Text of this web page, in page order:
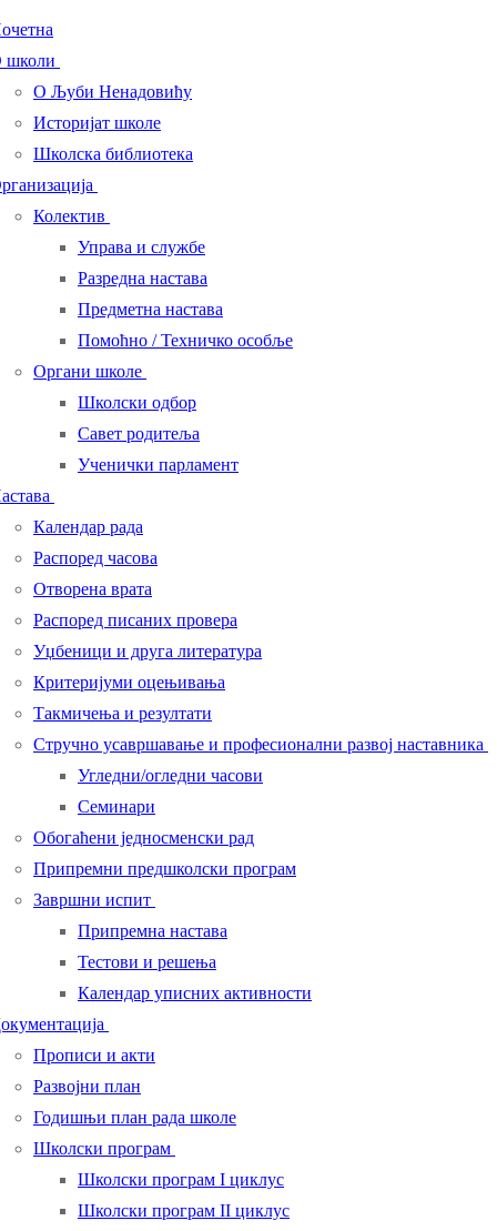
школи
О Љуби Ненадовићу
Историјат школе
Школска библиотека
Колектив
Управа и службе
Разредна настава
Предметна настава
Помоћно / Техничко особље
Органи школе
Школски одбор
Савет родитеља
Ученички парламент
Календар рада
Распоред часова
Отворена врата
Распоред писаних провера
Уџбеници и друга литература
Критеријуми оцењивања
Такмичења и резултати
Стручно усавршавање и професионални развој наставника
Угледни/огледни часови
Семинари
Обогаћени једносменски рад
Припремни предшколски програм
Завршни испит
Припремна настава
Тестови и решења
Календар уписних активности
Прописи и акти
Развојни план
Годишњи план рада школе
Школски програм
Школски програм I циклус
Школски програм II циклус